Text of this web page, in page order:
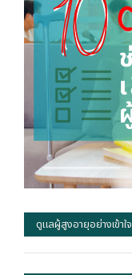
ดูแลผู้สูงอายุอย่างเข้าใจ